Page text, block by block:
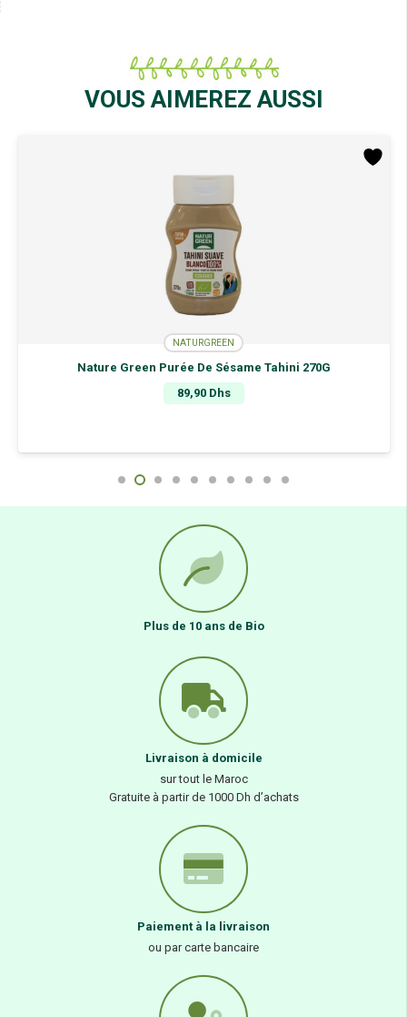
VOUS AIMEREZ AUSSI
NATURGREEN
Nature Green Purée De Sésame Tahini 270G
89,90 Dhs
Plus de 10 ans de Bio
Livraison à domicile
sur tout le Maroc
Gratuite à partir de 1000 Dh d’achats
Paiement à la livraison
ou par carte bancaire